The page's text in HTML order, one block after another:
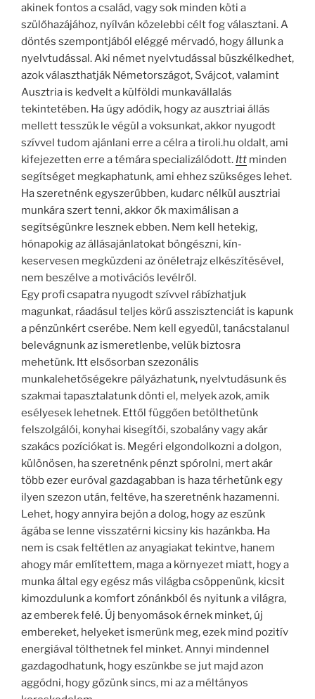
akinek fontos a család, vagy sok minden köti a
szülőhazájához, nyílván közelebbi célt fog választani. A
döntés szempontjából eléggé mérvadó, hogy állunk a
nyelvtudással. Aki német nyelvtudással büszkélkedhet,
azok választhatják Németországot, Svájcot, valamint
Ausztria is kedvelt a külföldi munkavállalás
tekintetében. Ha úgy adódik, hogy az ausztriai állás
mellett tesszük le végül a voksunkat, akkor nyugodt
szívvel tudom ajánlani erre a célra a tiroli.hu oldalt, ami
kifejezetten erre a témára specializálódott. Itt minden
segítséget megkaphatunk, ami ehhez szükséges lehet.
Ha szeretnénk egyszerűbben, kudarc nélkül ausztriai
munkára szert tenni, akkor ők maximálisan a
segítségünkre lesznek ebben. Nem kell hetekig,
hónapokig az állásajánlatokat böngészni, kín-
keservesen megküzdeni az önéletrajz elkészítésével,
nem beszélve a motivációs levélről.
Egy profi csapatra nyugodt szívvel rábízhatjuk
magunkat, ráadásul teljes körű asszisztenciát is kapunk
a pénzünkért cserébe. Nem kell egyedül, tanácstalanul
belevágnunk az ismeretlenbe, velük biztosra
mehetünk. Itt elsősorban szezonális
munkalehetőségekre pályázhatunk, nyelvtudásunk és
szakmai tapasztalatunk dönti el, melyek azok, amik
esélyesek lehetnek. Ettől függően betölthetünk
felszolgálói, konyhai kisegítői, szobalány vagy akár
szakács pozíciókat is. Megéri elgondolkozni a dolgon,
különösen, ha szeretnénk pénzt spórolni, mert akár
több ezer euróval gazdagabban is haza térhetünk egy
ilyen szezon után, feltéve, ha szeretnénk hazamenni.
Lehet, hogy annyira bejön a dolog, hogy az eszünk
ágába se lenne visszatérni kicsiny kis hazánkba. Ha
nem is csak feltétlen az anyagiakat tekintve, hanem
ahogy már említettem, maga a környezet miatt, hogy a
munka által egy egész más világba csöppenünk, kicsit
kimozdulunk a komfort zónánkból és nyitunk a világra,
az emberek felé. Új benyomások érnek minket, új
embereket, helyeket ismerünk meg, ezek mind pozitív
energiával tölthetnek fel minket. Annyi mindennel
gazdagodhatunk, hogy eszünkbe se jut majd azon
aggódni, hogy gőzünk sincs, mi az a méltányos